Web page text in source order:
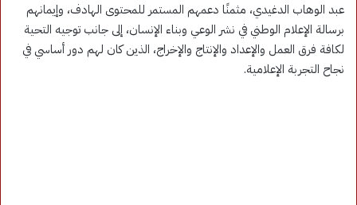
عبد الوهاب الدغيدي، مثمنًا دعمهم المستمر للمحتوى الهادف، وإيمانهم
برسالة الإعلام الوطني في نشر الوعي وبناء الإنسان، إلى جانب توجيه التحية
لكافة فرق العمل والإعداد والإنتاج والإخراج، الذين كان لهم دور أساسي في
نجاح التجربة الإعلامية.